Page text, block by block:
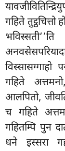
गहिते
विस्सासग्गाहो
गहिते
आलपितो,
च गहिते
गहितम्पि पुन
धने इस्सरा